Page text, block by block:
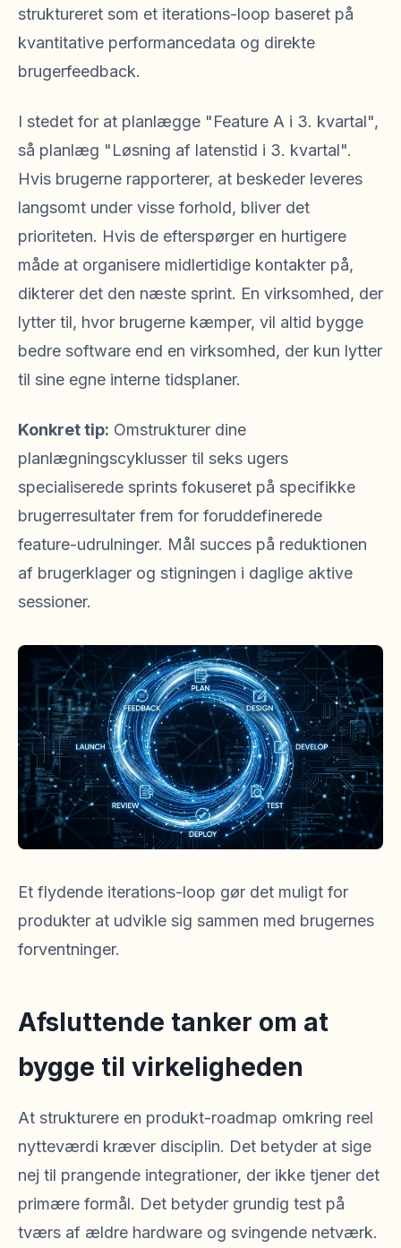
struktureret som et iterations-loop baseret på
kvantitative performancedata og direkte
brugerfeedback.
I stedet for at planlægge "Feature A i 3. kvartal",
så planlæg "Løsning af latenstid i 3. kvartal".
Hvis brugerne rapporterer, at beskeder leveres
langsomt under visse forhold, bliver det
prioriteten. Hvis de efterspørger en hurtigere
måde at organisere midlertidige kontakter på,
dikterer det den næste sprint. En virksomhed, der
lytter til, hvor brugerne kæmper, vil altid bygge
bedre software end en virksomhed, der kun lytter
til sine egne interne tidsplaner.
Konkret tip: Omstrukturer dine
planlægningscyklusser til seks ugers
specialiserede sprints fokuseret på specifikke
brugerresultater frem for foruddefinerede
feature-udrulninger. Mål succes på reduktionen
af brugerklager og stigningen i daglige aktive
sessioner.
Et flydende iterations-loop gør det muligt for
produkter at udvikle sig sammen med brugernes
forventninger.
Afsluttende tanker om at
bygge til virkeligheden
At strukturere en produkt-roadmap omkring reel
nytteværdi kræver disciplin. Det betyder at sige
nej til prangende integrationer, der ikke tjener det
primære formål. Det betyder grundig test på
tværs af ældre hardware og svingende netværk.